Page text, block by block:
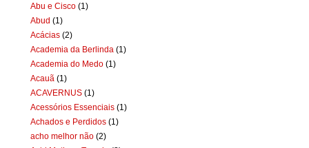
Abu e Cisco (1)
Abud (1)
Acácias (2)
Academia da Berlinda (1)
Academia do Medo (1)
Acauã (1)
ACAVERNUS (1)
Acessórios Essenciais (1)
Achados e Perdidos (1)
acho melhor não (2)